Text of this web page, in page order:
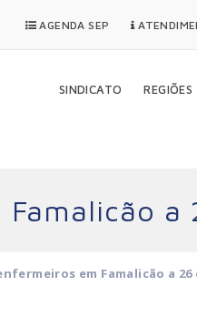
AGENDA SEP
SINDICATO REGIÕES
a
em Famalicão a